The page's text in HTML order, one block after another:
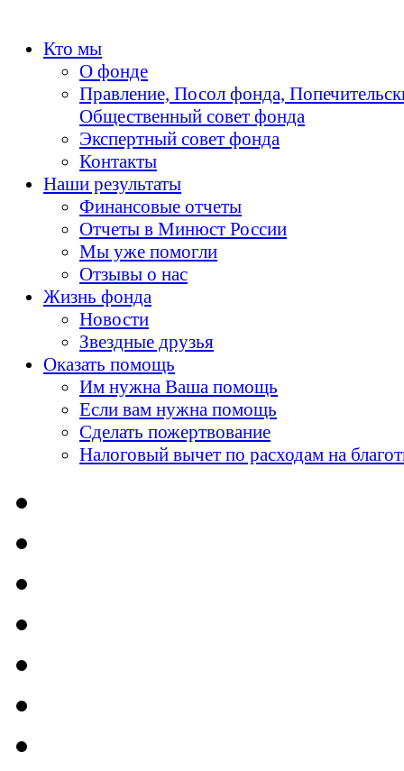
Кто мы
О фонде
Правление, Посол фонда,
Общественный совет фонда
Экспертный совет фонда
Контакты
Наши результаты
Финансовые отчеты
Отчеты в Минюст России
Мы уже помогли
Отзывы о нас
Жизнь фонда
Новости
Звездные друзья
Оказать помощь
Им нужна Ваша помощь
Если вам нужна помощь
Сделать пожертвование
Налоговый вычет по расходам на